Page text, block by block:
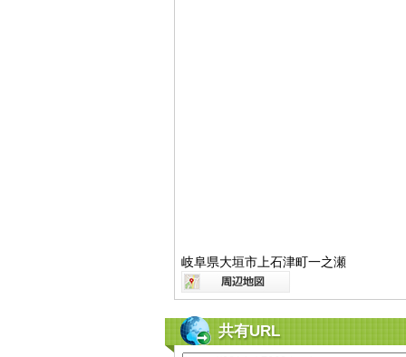
岐阜県大垣市上石津町一之瀬
共有URL